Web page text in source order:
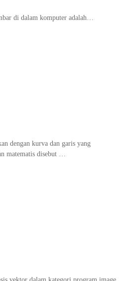
di dalam komputer adalah…
dengan kurva dan garis yang
matematis disebut …